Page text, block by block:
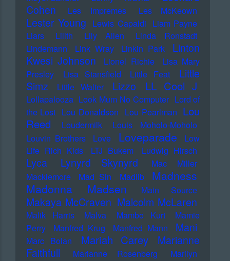
Cohen
Les Impremes Les McKeown
Lester Young Lewis Capaldi Liam Payne
Liars
Lilith Lily Allen
Linda Ronstadt
Lindemann
Link Wray Linkin Park
Linton
Kwesi Johnson
Lionel Richie
Lisa Mary
Presley
Lisa Stansfield Little Feat
Little
Simz
Little Walter Lizzo LL Cool J
Lollapalooza Look Mum No Computer Lord of
the Lost Lou Donaldson Lou Pearlman Lou
Reed
Loudermilk
Louis Moholo-Moholo
Louvin Brothers
Love Loveparade
Low
Life Rich Kids
LTJ Bukem Ludwig Hirsch
Lyca Lynyrd Skynyrd
Mac Miller
Macklemore
Mad Sin Madlib
Madness
Madonna
Madsen Main Source
Makaya McCraven Malcolm McLaren
Malik Harris Malva Mambo Kurt
Mamie
Perry
Manfred Krug Manfred Mann Mani
Marc Bolan Mariah Carey
Marianne
Faithfull
Marianne Rosenberg Marilyn